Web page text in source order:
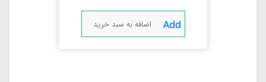
اضافه به سبد خرید